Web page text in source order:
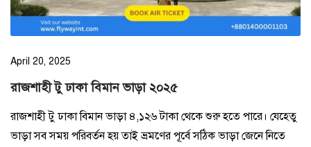
April 20, 2025
রাজশাহী টু ঢাকা বিমান ভাড়া ২০২৫
রাজশাহী টু ঢাকা বিমান ভাড়া ৪,১২৬ টাকা থেকে শুরু হতে পারে। যেহেতু
ভাড়া সব সময় পরিবর্তন হয় তাই ভ্রমণের পূর্বে সঠিক ভাড়া জেনে নিতে